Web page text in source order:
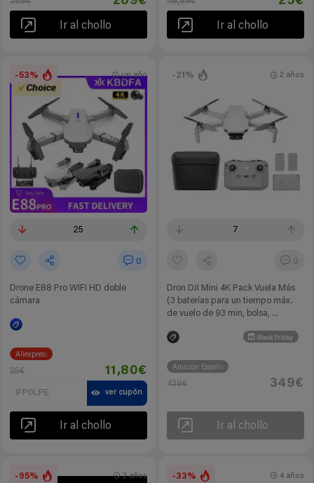
Ir al chollo Ir al chollo
-53%
25
0
Drone E88 Pro WIFI HD doble
cámara
un año
Aliexpress
25€ 11,80€
IFP0LPE ver cupón
Ir al chollo
-21%
7
0
Dron DJI Mini 4K Pack Vuela Más
(3 baterías para un tiempo máx.
de vuelo de 93 min, bolsa, ...
Black Friday
2 años
Amazon España
439€ 349€
Ir al chollo
-95% 2 años -33% 4 años